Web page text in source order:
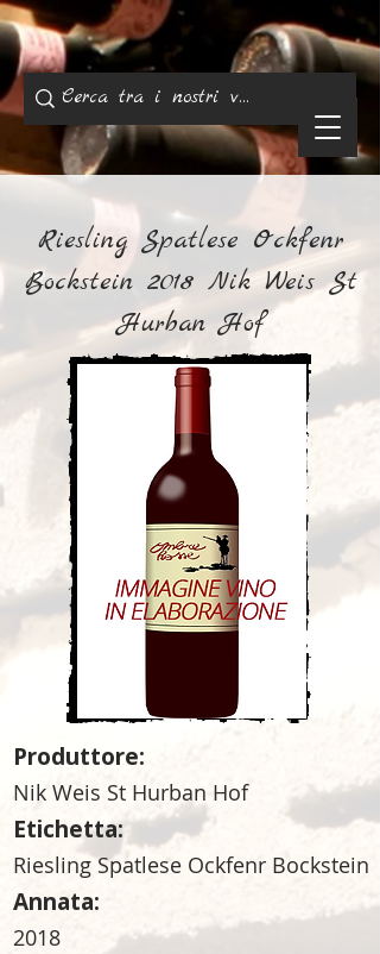
Riesling Spatlese Ockfenr
Bockstein 2018 Nik Weis St
Hurban Hof
Produttore:
Nik Weis St Hurban Hof
Etichetta:
Riesling Spatlese Ockfenr Bockstein
Annata:
2018